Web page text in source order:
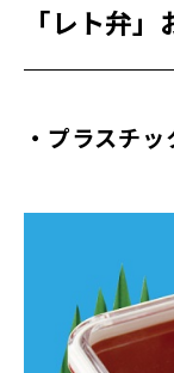
「レト弁
・プラスチ